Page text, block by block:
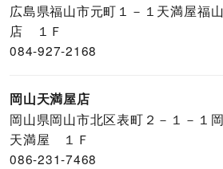
広島県福山市元町１－１天満屋福山
店 １Ｆ
084-927-2168
岡山天満屋店
岡山県岡山市北区表町２－１－１
天満屋 １Ｆ
086-231-7468